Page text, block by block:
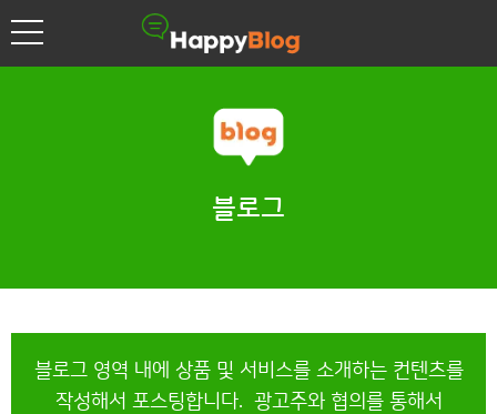
블로그
블로그 영역 내에 상품 및 서비스를 소개하는 컨텐츠를
작성해서 포스팅합니다. 광고주와 협의를 통해서